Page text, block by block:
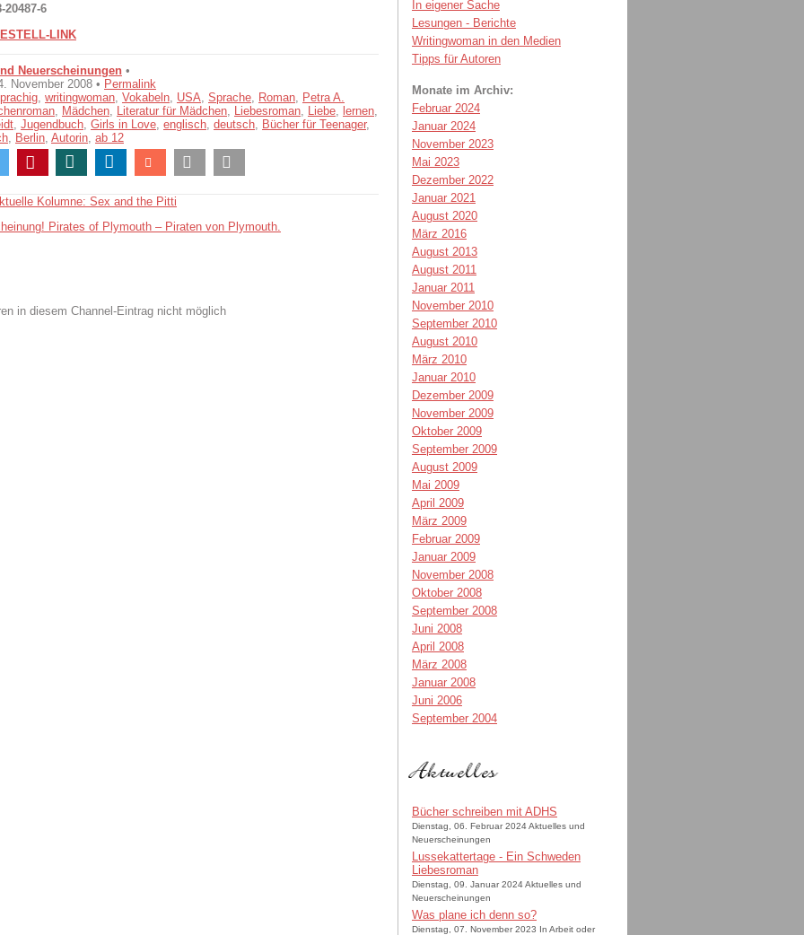
20487-6
LINK
Neuerscheinungen •
November 2008 • Permalink
writingwoman Vokabeln USA Sprache Roman Petra A.
Mädchen Literatur für Mädchen Liebesroman Liebe lernen
Jugendbuch Girls in Love englisch deutsch Bücher für Teenager,
Berlin Autorin ab 12
Kolumne: Sex and the Pitti
Pirates of Plymouth – Piraten von Plymouth.
in diesem Channel-Eintrag nicht möglich
In eigener Sache
Lesungen - Berichte
Writingwoman in den Medien
Tipps für Autoren
Monate im Archiv:
Februar 2024
Januar 2024
November 2023
Mai 2023
Dezember 2022
Januar 2021
August 2020
März 2016
August 2013
August 2011
Januar 2011
November 2010
September 2010
August 2010
März 2010
Januar 2010
Dezember 2009
November 2009
Oktober 2009
September 2009
August 2009
Mai 2009
April 2009
März 2009
Februar 2009
Januar 2009
November 2008
Oktober 2008
September 2008
Juni 2008
April 2008
März 2008
Januar 2008
Juni 2006
September 2004
Bücher schreiben mit ADHS
Dienstag, 06. Februar 2024 Aktuelles und
Neuerscheinungen
Lussekattertage - Ein Schweden
Liebesroman
Dienstag, 09. Januar 2024 Aktuelles und
Neuerscheinungen
Was plane ich denn so?
Dienstag, 07. November 2023 In Arbeit oder